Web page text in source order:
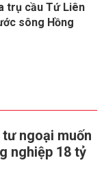
trụ cầu Tứ Liên
sông Hồng
ngoại muốn
nghiệp 18 tỷ